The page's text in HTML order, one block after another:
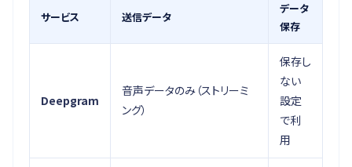
サービス 送信データ
データ
保存
Deepgram
音声データのみ（ストリーミ
ング）
保存し
ない
設定
で利
用